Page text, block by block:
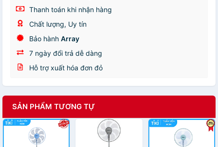
Thanh toán khi nhận hàng
Chất lượng, Uy tín
Bảo hành Array
7 ngày đổi trả dễ dàng
Hỗ trợ xuất hóa đơn đỏ
SẢN PHẨM TƯƠNG TỰ